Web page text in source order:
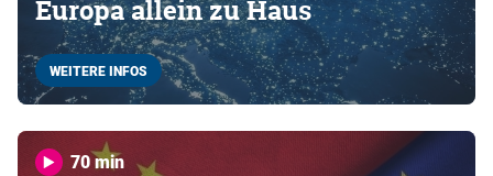
Europa allein zu Haus
WEITERE INFOS
70 min